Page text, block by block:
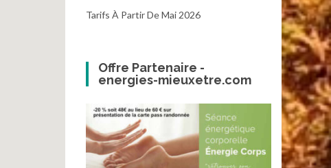
Tarifs À Partir De Mai 2026
Offre Partenaire -
energies-mieuxetre.com